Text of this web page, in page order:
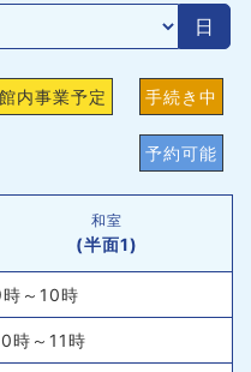
日
館内事業予定 手続き中
予約可能
和室
(半面1)
～10時
時～11時